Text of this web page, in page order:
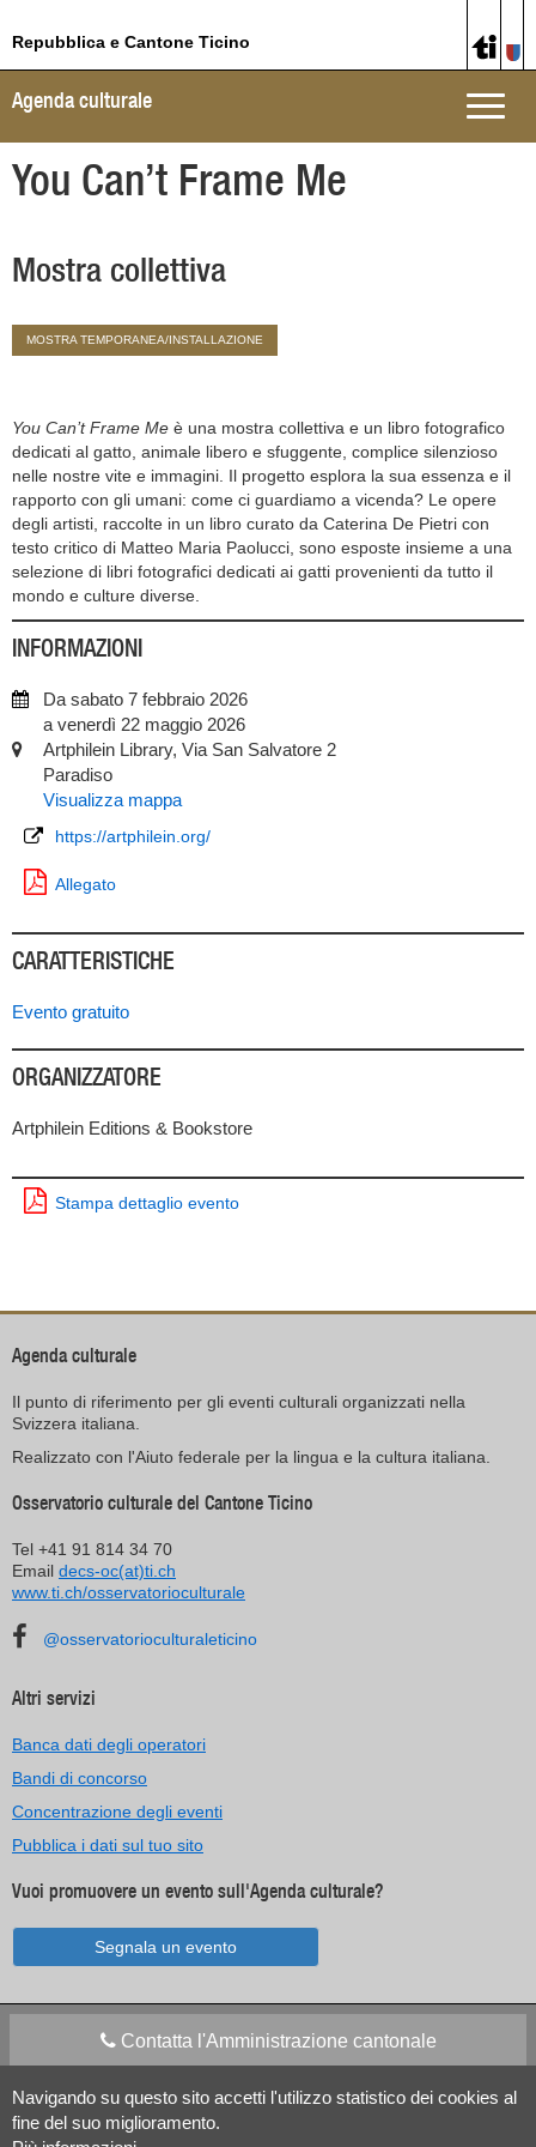
Navigando su questo sito accetti l'utilizzo statistico dei cookies al
fine del suo miglioramento.
Repubblica e Cantone Ticino
Toggle
Agenda culturale
You Can’t Frame Me
Mostra collettiva
MOSTRA TEMPORANEA/INSTALLAZIONE
You Can’t Frame Me è una mostra collettiva e un libro fotografico
dedicati al gatto, animale libero e sfuggente, complice silenzioso
nelle nostre vite e immagini. Il progetto esplora la sua essenza e il
rapporto con gli umani: come ci guardiamo a vicenda? Le opere
degli artisti, raccolte in un libro curato da Caterina De Pietri con
testo critico di Matteo Maria Paolucci, sono esposte insieme a una
selezione di libri fotografici dedicati ai gatti provenienti da tutto il
mondo e culture diverse.
INFORMAZIONI
Da sabato 7 febbraio 2026
a venerdì 22 maggio 2026
Artphilein Library, Via San Salvatore 2
Paradiso
Visualizza mappa
https://artphilein.org/
Allegato
CARATTERISTICHE
Evento gratuito
ORGANIZZATORE
Artphilein Editions & Bookstore
Stampa dettaglio evento
Agenda culturale
Il punto di riferimento per gli eventi culturali organizzati nella
Svizzera italiana.
Realizzato con l'Aiuto federale per la lingua e la cultura italiana.
Osservatorio culturale del Cantone Ticino
Tel +41 91 814 34 70
Email decs-oc(at)ti.ch
www.ti.ch/osservatorioculturale
@osservatorioculturaleticino
Altri servizi
Banca dati degli operatori
Bandi di concorso
Concentrazione degli eventi
Pubblica i dati sul tuo sito
Vuoi promuovere un evento sull'Agenda culturale?
Segnala un evento
Contatta l'Amministrazione cantonale
Apps Mobile Social media